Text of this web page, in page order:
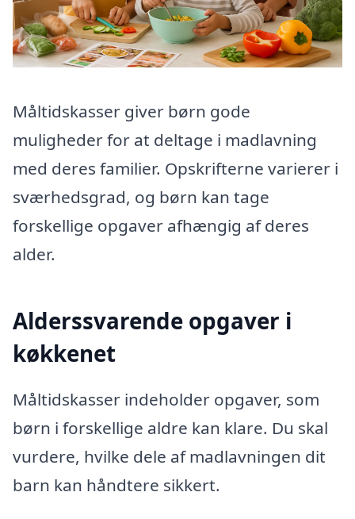
Måltidskasser giver børn gode
muligheder for at deltage i madlavning
med deres familier. Opskrifterne varierer i
sværhedsgrad, og børn kan tage
forskellige opgaver afhængig af deres
alder.
Alderssvarende opgaver i
køkkenet
Måltidskasser indeholder opgaver, som
børn i forskellige aldre kan klare. Du skal
vurdere, hvilke dele af madlavningen dit
barn kan håndtere sikkert.